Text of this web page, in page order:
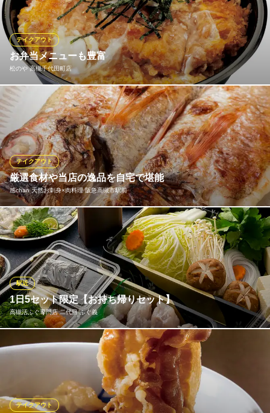
仕出しチラシもございますのでどうぞお気軽にお問い合わせくだ
さいませ。
四季彩々
宮崎焼酎と創作料理
ＪＲ高槻駅 徒歩2分
大阪府高槻市芥川町1-10-30
お弁当メニューも豊富
松のや 高槻千代田町店
テイクアウト
揚げたてのとんかつ専門店のお弁当をご家庭でもどうぞ。お電話
でもご注文承ります。
松のや 高槻千代田町店
とんかつ
阪急京都線高槻市駅 徒歩10分
大阪府高槻市千代田町4-5
厳選食材や当店の逸品を自宅で堪能
感chan 天然お刺身×肉料理 阪急高槻市駅前
テイクアウト
当店では、料理人の目利きが光る高級魚や特選和牛に一手間加え
た食材をお持ち帰りいただけます。例えば店内で一夜干しに仕立
てた「のどぐろ」や、家でカラッと揚げるだけの状態まで仕込ん
だ超特大の「天然足赤海老」など…スーパー等ではお目にかかれ
ないものばかり！その他、人気料理のテイクアウトも承っており
ます。
感chan 天然お刺身×肉料理 阪急高槻市駅前
天然お刺身と洋食が旨い
阪急京都本線高槻市駅 徒歩2分
大阪府高槻市城北町2-14-27 トモエ城北ビル2F A号
1日5セット限定【お持ち帰りセット】
高槻活ふぐ専門店 二代目 ふぐ義
駅近
ご家庭で【ふぐ鍋パーティー】をしてみませんか？ ふぐ義の【お
持ち帰りセット】は <当日OK> です。” 捌きたて ”をご家庭でも楽
しみ下さい。 ふぐ義の【てっさ付き・1.3キロ超 原魚 1本丸ごと
お持ち帰りセット】2〜3人前 10,000円（税込）期間10月〜4月
テイクアウト